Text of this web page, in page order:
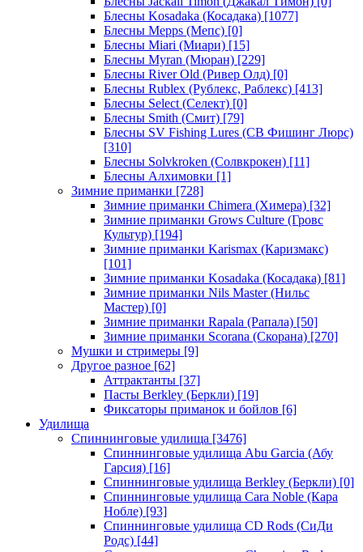
Блесны Kosadaka (Косадака) [1077]
Блесны Mepps (Мепс) [0]
Блесны Miari (Миари) [15]
Блесны Myran (Мюран) [229]
Блесны River Old (Ривер Олд) [0]
Блесны Rublex (Рублекс, Раблекс) [413]
Блесны Select (Селект) [0]
Блесны Smith (Смит) [79]
Блесны SV Fishing Lures (СВ Фишинг Люрс)
[310]
Блесны Solvkroken (Солвкрокен) [11]
Блесны Алхимовки [1]
Зимние приманки [728]
Зимние приманки Chimera (Химера) [32]
Зимние приманки Grows Culture (Гровс
Культур) [194]
Зимние приманки Karismax (Каризмакс)
[101]
Зимние приманки Kosadaka (Косадака) [81]
Зимние приманки Nils Master (Нильс
Мастер) [0]
Зимние приманки Rapala (Рапала) [50]
Зимние приманки Scorana (Скорана) [270]
Мушки и стримеры [9]
Другое разное [62]
Аттрактанты [37]
Пасты Berkley (Беркли) [19]
Фиксаторы приманок и бойлов [6]
Удилища
Спиннинговые удилища [3476]
Спиннинговые удилища Abu Garcia (Абу
Гарсия) [16]
Спиннинговые удилища Berkley (Беркли) [0]
Спиннинговые удилища Cara Noble (Кара
Нобле) [93]
Спиннинговые удилища CD Rods (СиДи
Родс) [44]